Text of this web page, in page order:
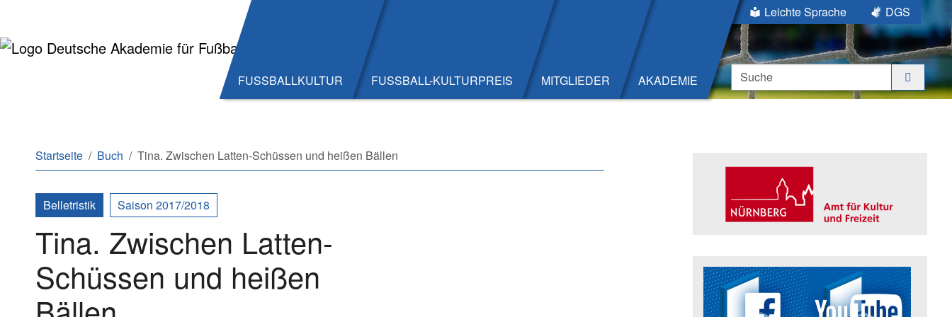
FUSSBALLKULTUR FUSSBALL-KULTURPREIS MITGLIEDER AKADEMIE
Leichte Sprache
DGS
Suche
Sie sind hier:
Startseite Buch Tina. Zwischen Latten-Schüssen und heißen Bällen
Belletristik Saison 2017/2018
Tina. Zwischen Latten-
Schüssen und heißen